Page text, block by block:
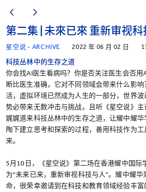
第二集 | 未來已來 重新审视
星空说 - ARCHIVE 2022 年 06 月 02 日
科技丛林中的生存之道
你会找AI医生看病吗？你是否关注医生会否用
断比医生准确，它对不同领域会带来什么影
活，虚拟环境已然成为人生的一部分，世界波
势必带来无数冲击与挑战。且听《星空说》主
娓娓道来科技丛林中的生存之道，让耀中耀
陶下建立思考和探索的过程，善用科技作为
来。
5月10日，《星空说》第二场在香港耀中国际
为“未来已来，重新审视科技与人”。耀中耀华
命，很荣幸邀请到在科技和教育领域经验丰